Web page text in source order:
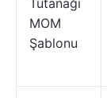
Tutanağı
MOM
Şablonu